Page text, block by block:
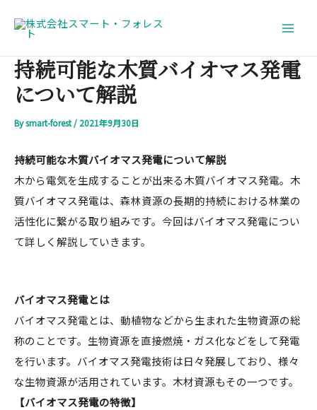
持続可能な木質バイオマス発電
について解説
Bysmart-forest/ 2021年9月30日
持続可能な木質バイオマス発電について解説
木から電気を生成することが出来る木質バイオマス発電。木
質バイオマス発電は、森林資源の長期的持続における林業の
活性化に繋がる取り組みです。今回はバイオマス発電につい
て詳しく解説していきます。
バイオマス発電とは
バイオマス発電とは、動植物などから生まれた生物資源の総
称のことです。生物資源を直接燃焼・ガス化などをして発電
を行います。バイオマス発電技術は日々発展しており、様々
な生物資源が活用されています。木材資源もその一つです。
【バイオマス発電の特徴】
稿
ビ
ゲ
シ
ョ
ン